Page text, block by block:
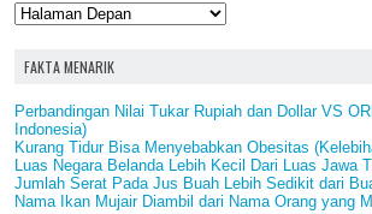
FAKTA MENARIK
Perbandingan Nilai Tukar Rupiah dan Dollar VS
Indonesia)
Kurang Tidur Bisa Menyebabkan Obesitas
Luas Negara Belanda Lebih Kecil Dari Luas Jawa
Jumlah Serat Pada Jus Buah Lebih Sedikit dari
Nama Ikan Mujair Diambil dari Nama Orang yang